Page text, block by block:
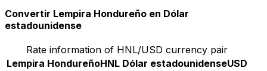
Convertir Lempira Hondureño en Dólar
estadounidense
Rate information of HNL/USD currency pair
Lempira HondureñoHNL Dólar estadounidenseUSD